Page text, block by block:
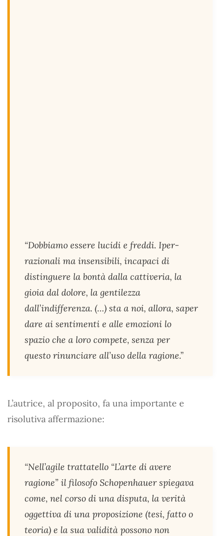
“Dobbiamo essere lucidi e freddi. Iper-
razionali ma insensibili, incapaci di
distinguere la bontà dalla cattiveria, la
gioia dal dolore, la gentilezza
dall’indifferenza. (…) sta a noi, allora, saper
dare ai sentimenti e alle emozioni lo
spazio che a loro compete, senza per
questo rinunciare all’uso della ragione.”
L’autrice, al proposito, fa una importante e
risolutiva affermazione:
“Nell’agile trattatello “L’arte di avere
ragione” il filosofo Schopenhauer spiegava
come, nel corso di una disputa, la verità
oggettiva di una proposizione (tesi, fatto o
teoria) e la sua validità possono non